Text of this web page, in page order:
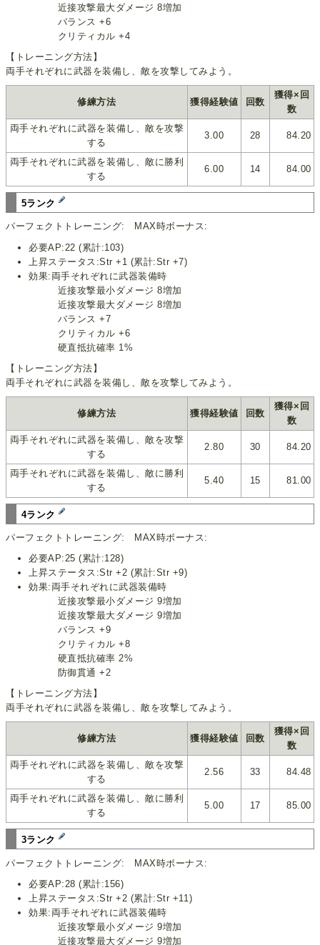
近接攻撃最大ダメージ 8増加
バランス +6
クリティカル +4
【トレーニング方法】
両手それぞれに武器を装備し、敵を攻撃してみよう。
修練方法 獲得経験値 回数
獲得×回
数
両手それぞれに武器を装備し、敵を攻撃
する
3.00 28 84.20
両手それぞれに武器を装備し、敵に勝利
する
6.00 14 84.00
5ランク
パーフェクトトレーニング: MAX時ボーナス:
必要AP:22 (累計:103)
上昇ステータス:Str +1 (累計:Str +7)
効果:両手それぞれに武器装備時
近接攻撃最小ダメージ 8増加
近接攻撃最大ダメージ 8増加
バランス +7
クリティカル +6
硬直抵抗確率 1%
【トレーニング方法】
両手それぞれに武器を装備し、敵を攻撃してみよう。
修練方法 獲得経験値 回数
獲得×回
数
両手それぞれに武器を装備し、敵を攻撃
する
2.80 30 84.20
両手それぞれに武器を装備し、敵に勝利
する
5.40 15 81.00
4ランク
パーフェクトトレーニング: MAX時ボーナス:
必要AP:25 (累計:128)
上昇ステータス:Str +2 (累計:Str +9)
効果:両手それぞれに武器装備時
近接攻撃最小ダメージ 9増加
近接攻撃最大ダメージ 9増加
バランス +9
クリティカル +8
硬直抵抗確率 2%
防御貫通 +2
【トレーニング方法】
両手それぞれに武器を装備し、敵を攻撃してみよう。
修練方法 獲得経験値 回数
獲得×回
数
両手それぞれに武器を装備し、敵を攻撃
する
2.56 33 84.48
両手それぞれに武器を装備し、敵に勝利
する
5.00 17 85.00
3ランク
パーフェクトトレーニング: MAX時ボーナス:
必要AP:28 (累計:156)
上昇ステータス:Str +2 (累計:Str +11)
効果:両手それぞれに武器装備時
近接攻撃最小ダメージ 9増加
近接攻撃最大ダメージ 9増加